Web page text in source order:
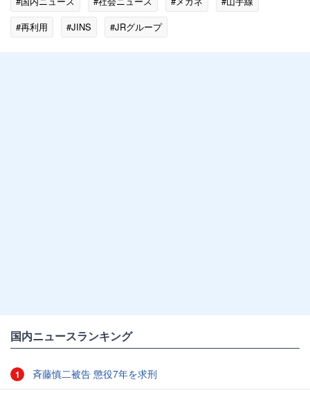
#再利用
#JINS #JRグループ
国内ニュースランキング
1 斉藤慎二被告 懲役7年を求刑